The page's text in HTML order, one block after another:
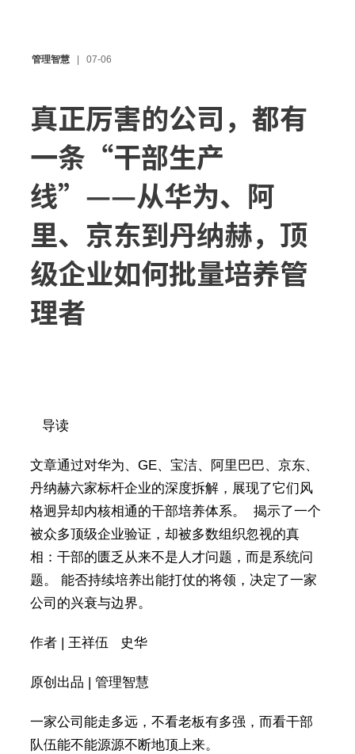
管理智慧 07-06
真正厉害的公司，都有
一条“干部生产
线”——从华为、阿
里、京东到丹纳赫，顶
级企业如何批量培养管
理者
导读
文章通过对华为、GE、宝洁、阿里巴巴、京东、
丹纳赫六家标杆企业的深度拆解，展现了它们风
格迥异却内核相通的干部培养体系。 揭示了一个
被众多顶级企业验证，却被多数组织忽视的真
相：干部的匮乏从来不是人才问题，而是系统问
题。 能否持续培养出能打仗的将领，决定了一家
公司的兴衰与边界。
作者 | 王祥伍 史华
原创出品 | 管理智慧
一家公司能走多远，不看老板有多强，而看干部
队伍能不能源源不断地顶上来。